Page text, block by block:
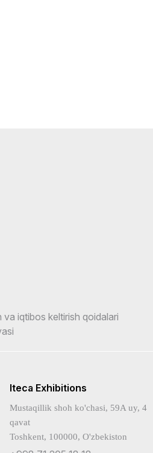
iqtibos keltirish qoidalari
Iteca Exhibitions
Mustaqillik shoh ko'chasi, 59A uy, 4
qavat
Toshkent, 100000, O'zbekiston